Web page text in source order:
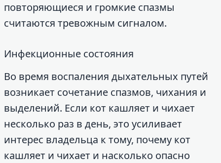
повторяющиеся и громкие спазмы
считаются тревожным сигналом.
Инфекционные состояния
Во время воспаления дыхательных путей
возникает сочетание спазмов, чихания и
выделений. Если кот кашляет и чихает
несколько раз в день, это усиливает
интерес владельца к тому, почему кот
кашляет и чихает и насколько опасно